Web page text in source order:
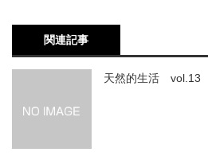
関連記事
天然的生活 vol.13